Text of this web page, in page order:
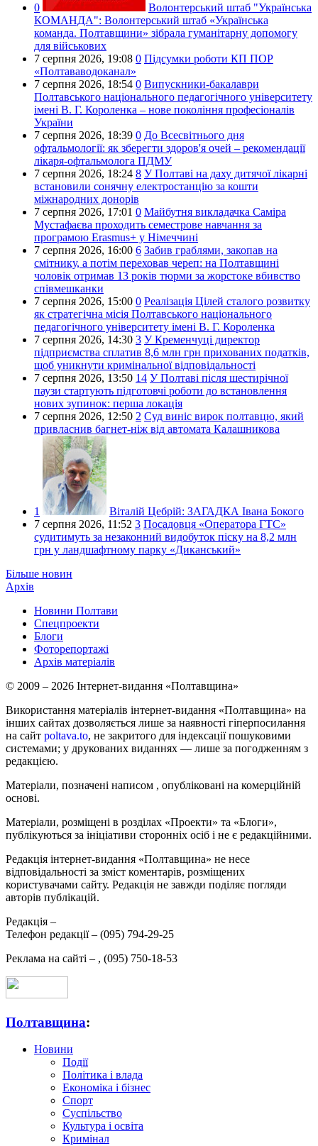
0
Волонтерський штаб "Українська
КОМАНДА": Волонтерський штаб «Українська
команда. Полтавщини» зібрала гуманітарну допомогу
для військових
7 серпня 2026, 19:08 0 Підсумки роботи КП ПОР
«Полтававодоканал»
7 серпня 2026, 18:54 0 Випускники-бакалаври
Полтавського національного педагогічного університету
імені В. Г. Короленка – нове покоління професіоналів
України
7 серпня 2026, 18:39 0 До Всесвітнього дня
офтальмології: як зберегти здоров'я очей – рекомендації
лікаря-офтальмолога ПДМУ
7 серпня 2026, 18:24 8 У Полтаві на даху дитячої лікарні
встановили сонячну електростанцію за кошти
міжнародних донорів
7 серпня 2026, 17:01 0 Майбутня викладачка Саміра
Мустафаєва проходить семестрове навчання за
програмою Erasmus+ у Німеччині
7 серпня 2026, 16:00 6 Забив граблями, закопав на
смітнику, а потім переховав череп: на Полтавщині
чоловік отримав 13 років тюрми за жорстоке вбивство
співмешканки
7 серпня 2026, 15:00 0 Реалізація Цілей сталого розвитку
як стратегічна місія Полтавського національного
педагогічного університету імені В. Г. Короленка
7 серпня 2026, 14:30 3 У Кременчуці директор
підприємства сплатив 8,6 млн грн прихованих податків,
щоб уникнути кримінальної відповідальності
7 серпня 2026, 13:50 14 У Полтаві після шестирічної
паузи стартують підготовчі роботи до встановлення
нових зупинок: перша локація
7 серпня 2026, 12:50 2 Суд виніс вирок полтавцю, який
привласнив багнет-ніж від автомата Калашникова
1 Віталій Цебрій: ЗАГАДКА Івана Бокого
7 серпня 2026, 11:52 3 Посадовця «Оператора ГТС»
судитимуть за незаконний видобуток піску на 8,2 млн
грн у ландшафтному парку «Диканський»
Більше новин
Архів
Новини Полтави
Спецпроекти
Блоги
Фоторепортажі
Архів матеріалів
© 2009 – 2026 Інтернет-видання «Полтавщина»
Використання матеріалів інтернет-видання «Полтавщина» на
інших сайтах дозволяється лише за наявності гіперпосилання
на сайт poltava.to, не закритого для індексації пошуковими
системами; у друкованих виданнях — лише за погодженням з
редакцією.
Матеріали, позначені написом , опубліковані на комерційній
основі.
Матеріали, розміщені в розділах «Проекти» та «Блоги»,
публікуються за ініціативи сторонніх осіб і не є редакційними.
Редакція інтернет-видання «Полтавщина» не несе
відповідальності за зміст коментарів, розміщених
користувачами сайту. Редакція не завжди поділяє погляди
авторів публікацій.
Редакція –
Телефон редакції – (095) 794-29-25
Реклама на сайті – , (095) 750-18-53
Полтавщина:
Новини
Події
Політика і влада
Економіка і бізнес
Спорт
Суспільство
Культура і освіта
Кримінал